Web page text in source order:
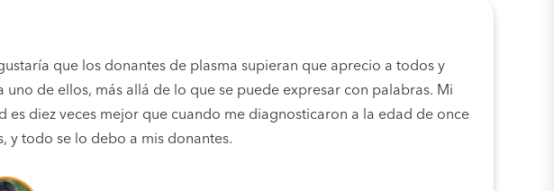
que los donantes de plasma supieran que aprecio a todos y
uno de ellos, más allá de lo que se puede expresar con palabras. Mi
es diez veces mejor que cuando me diagnosticaron a la edad de once
y todo se lo debo a mis donantes.